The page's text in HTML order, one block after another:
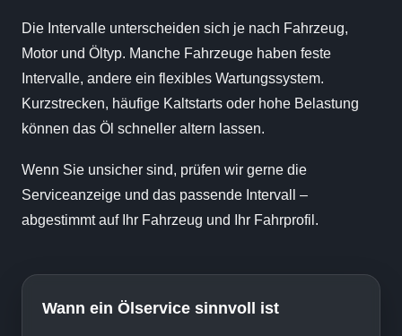
Die Intervalle unterscheiden sich je nach Fahrzeug,
Motor und Öltyp. Manche Fahrzeuge haben feste
Intervalle, andere ein flexibles Wartungssystem.
Kurzstrecken, häufige Kaltstarts oder hohe Belastung
können das Öl schneller altern lassen.
Wenn Sie unsicher sind, prüfen wir gerne die
Serviceanzeige und das passende Intervall –
abgestimmt auf Ihr Fahrzeug und Ihr Fahrprofil.
Wann ein Ölservice sinnvoll ist